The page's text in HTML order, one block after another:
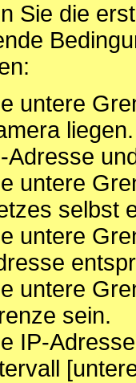
Sie die
untere
Adresse
untere
selbst
untere
untere
sein.
IP-